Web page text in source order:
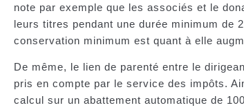
note par exemple que les associés et le
leurs titres pendant une durée minimum de
conservation minimum est quant à elle
De même, le lien de parenté entre le
pris en compte par le service des impôts.
calcul sur un abattement automatique de